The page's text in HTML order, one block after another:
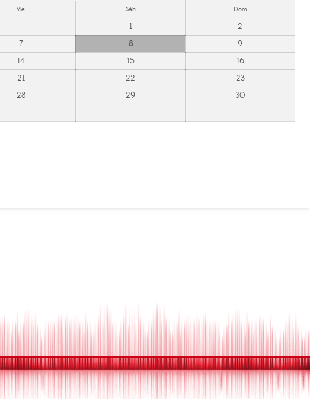
Vie Sáb Dom
1
2
7 8
9
14 15
16
21 22
23
28 29
30